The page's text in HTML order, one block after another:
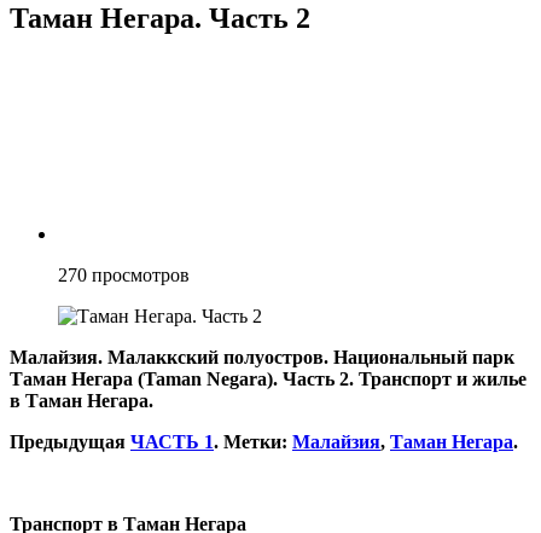
Таман Негара. Часть 2
270 просмотров
Малайзия. Малаккский полуостров. Национальный парк
Таман Негара (Taman Negara). Часть 2. Транспорт и жилье
в Таман Негара.
Предыдущая ЧАСТЬ 1. Метки: Малайзия, Таман Негара.
Транспорт в Таман Негара